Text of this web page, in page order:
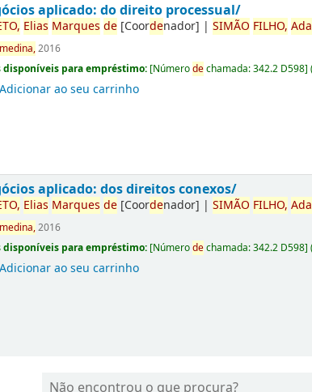
aplicado: do direito processual/
Elias Marques de [Coordenador] |SIMÃO FILHO,
2016
disponíveis para empréstimo: [Númerodechamada:342.2 D598]
Adicionar ao seu carrinho
aplicado: dos direitos conexos/
Elias Marques de [Coordenador] |SIMÃO FILHO,
2016
disponíveis para empréstimo: [Númerodechamada:342.2 D598]
Adicionar ao seu carrinho